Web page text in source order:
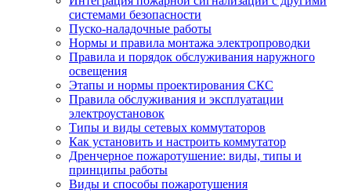
системами безопасности
Пуско-наладочные работы
Нормы и правила монтажа электропроводки
Правила и порядок обслуживания наружного
освещения
Этапы и нормы проектирования СКС
Правила обслуживания и эксплуатации
электроустановок
Типы и виды сетевых коммутаторов
Как установить и настроить коммутатор
Дренчерное пожаротушение: виды, типы и
принципы работы
Виды и способы пожаротушения